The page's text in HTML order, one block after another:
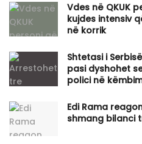
Vdes në QKUK
kujdes intensiv
në korrik
Shtetasi i
pasi dyshohet
polici në
Edi Rama
shmang bilanci